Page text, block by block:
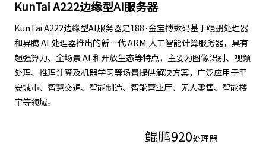
KunTai A222边缘型AI服务器
KunTai A222边缘型AI服务器是188·金宝搏数码基于鲲鹏处理器
和昇腾 AI 处理器推出的新一代 ARM 人工智能计算服务器，具有
超强算力、全场景 Al 和开放生态等特点，主要为图像识别、视频
处理、推理计算及机器学习等场景提供解决方案，广泛应用于平
安城市、智慧交通、智能制造、智能营业厅、无人零售、智能楼
宇等领域。
鲲鹏920处理器